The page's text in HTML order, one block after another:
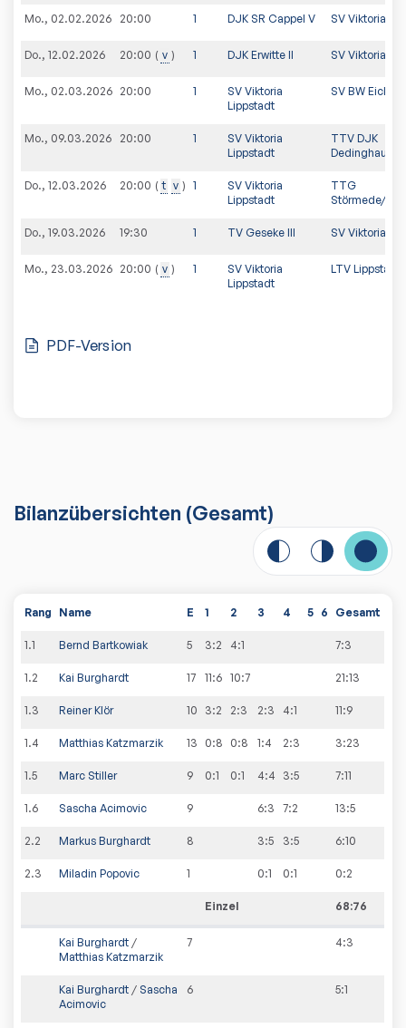
Mo., 02.02.2026 20:00 1 DJK SR Cappel V SV Viktoria
Do., 12.02.2026 20:00 v 1 DJK Erwitte II SV Viktoria
Mo., 02.03.2026 20:00 1
SV Viktoria
Lippstadt
SV BW
Mo., 09.03.2026 20:00 1
SV Viktoria
Lippstadt
TTV DJK
Dedinghausen
Do., 12.03.2026 20:00 t v 1
SV Viktoria
Lippstadt
TTG
Störmede/
Do., 19.03.2026 19:30 1 TV Geseke III SV Viktoria
Mo., 23.03.2026 20:00 v 1
SV Viktoria
Lippstadt
LTV Lippstadt
PDF-Version
Bilanzübersichten (Gesamt)
Rang Name E 1 2 3 4 5 6 Gesamt
1.1 Bernd Bartkowiak 5 3:2 4:1 7:3
1.2 Kai Burghardt 17 11:6 10:7 21:13
1.3 Reiner Klör 10 3:2 2:3 2:3 4:1 11:9
1.4 Matthias Katzmarzik 13 0:8 0:8 1:4 2:3 3:23
1.5 Marc Stiller 9 0:1 0:1 4:4 3:5 7:11
1.6 Sascha Acimovic 9 6:3 7:2 13:5
2.2 Markus Burghardt 8 3:5 3:5 6:10
2.3 Miladin Popovic 1 0:1 0:1 0:2
Einzel 68:76
Kai Burghardt /
Matthias Katzmarzik
7 4:3
Kai Burghardt / Sascha
Acimovic
6 5:1